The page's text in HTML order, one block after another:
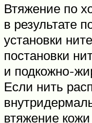
Втяжение по
в результате
установки
постановки
и подкожно-
Если нить
втяжение